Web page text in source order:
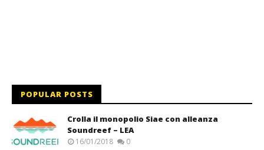
POPULAR POSTS
Crolla il monopolio Siae con alleanza
Soundreef – LEA
16/01/2018 0